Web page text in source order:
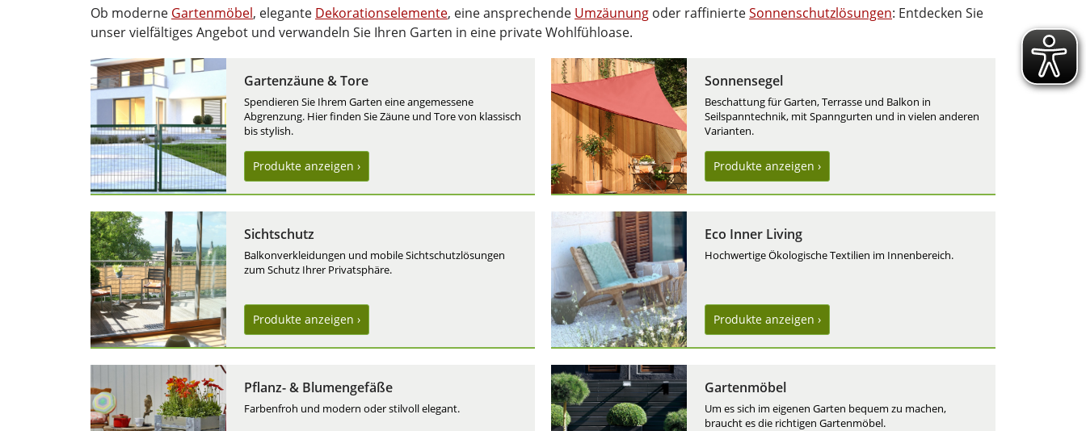
Ob moderne Gartenmöbel, elegante Dekorationselemente, eine ansprechende Umzäunung oder raffinierteSonnenschutzlösungen: Entdecken Sie
unser vielfältiges Angebot und verwandeln Sie Ihren Garten in eine private Wohlfühloase.
Gartenzäune & Tore
Spendieren Sie Ihrem Garten eine angemessene
Abgrenzung. Hier finden Sie Zäune und Tore von klassisch
bis stylish.
Produkte anzeigen ›
Sonnensegel
Beschattung für Garten, Terrasse und Balkon in
Seilspanntechnik, mit Spanngurten und in vielen anderen
Varianten.
Produkte anzeigen ›
Sichtschutz
Balkonverkleidungen und mobile Sichtschutzlösungen
zum Schutz Ihrer Privatsphäre.
Produkte anzeigen ›
Eco Inner Living
Hochwertige Ökologische Textilien im Innenbereich.
Produkte anzeigen ›
Pflanz- & Blumengefäße
Farbenfroh und modern oder stilvoll elegant.
Gartenmöbel
Um es sich im eigenen Garten bequem zu machen,
braucht es die richtigen Gartenmöbel.